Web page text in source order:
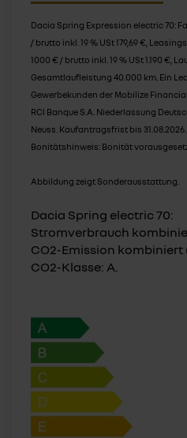
Dacia Spring Expression electric 70:
/ brutto inkl. 19 % USt 179,69 €,
1000 € / brutto inkl. 19 % USt 1.190 €,
Gesamtlaufleistung 40.000 km. Ein
Gewerbekunden der Mobilize
RCI Banque S.A. Niederlassung
Neuss. Kaufantragsfrist bis
Bonitätshinweis: Bonität
Abbildung zeigt Sonderausstattung.
Dacia Spring electric 70:
Stromverbrauch
CO2-Emission kombiniert
CO2-Klasse: A.